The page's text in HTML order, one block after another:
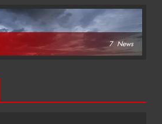
7 News